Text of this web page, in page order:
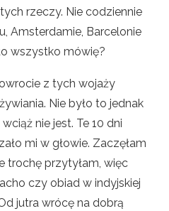
rzeczy. Nie codziennie
Amsterdamie, Barcelonie
wszystko mówię?
z tych wojaży
Nie było to jednak
nie jest. Te 10 dni
mi w głowie. Zaczęłam
trochę przytyłam, więc
czy obiad w indyjskiej
jutra wrócę na dobrą